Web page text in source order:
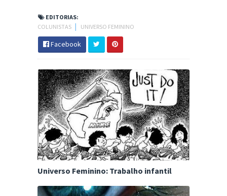
EDITORIAS:
COLUNISTAS
UNIVERSO FEMININO
Facebook
Universo Feminino: Trabalho infantil